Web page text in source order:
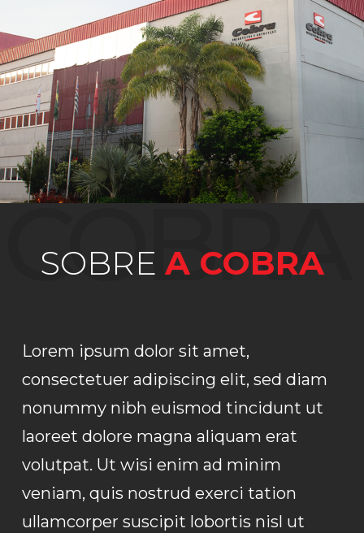
COBRA
SOBREA COBRA
Lorem ipsum dolor sit amet,
consectetuer adipiscing elit, sed diam
nonummy nibh euismod tincidunt ut
laoreet dolore magna aliquam erat
volutpat. Ut wisi enim ad minim
veniam, quis nostrud exerci tation
ullamcorper suscipit lobortis nisl ut